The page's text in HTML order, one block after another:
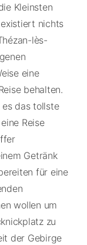
Kleinsten
nichts
lès-
eine
behalten.
das tollste
Reise
Getränk
für eine
wollen um
zu
der Gebirge